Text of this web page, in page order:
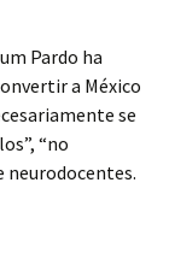
Pardo ha
a México
se
“no
neurodocentes.
EDUCACIÓN